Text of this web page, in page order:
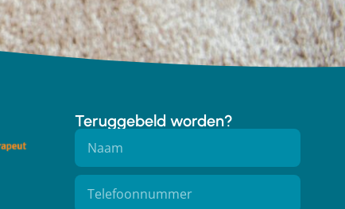
Teruggebeld worden?